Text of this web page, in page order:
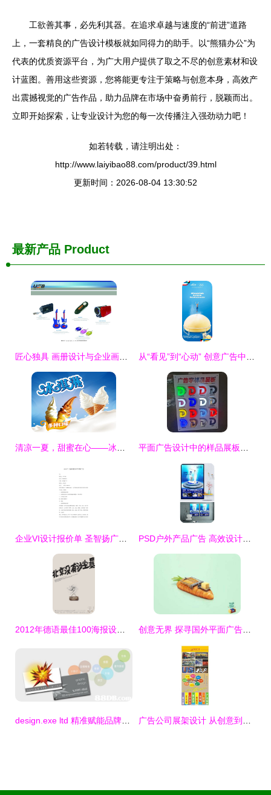
工欲善其事，必先利其器。在追求卓越与速度的“前进”道路
上，一套精良的广告设计模板就如同得力的助手。以“熊猫办公”为
代表的优质资源平台，为广大用户提供了取之不尽的创意素材和设
计蓝图。善用这些资源，您将能更专注于策略与创意本身，高效产
出震撼视觉的广告作品，助力品牌在市场中奋勇前行，脱颖而出。
立即开始探索，让专业设计为您的每一次传播注入强劲动力吧！
如若转载，请注明出处：
http://www.laiyibao88.com/product/39.html
更新时间：2026-08-04 13:30:52
最新产品 Product